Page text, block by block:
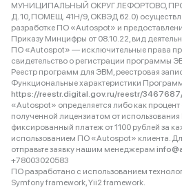
МУНИЦИПАЛЬНЫЙ ОКРУГ ЛЕФОРТОВО,
Д. 10, ПОМЕЩ. 41Н/9, ОКВЭД 62.0)
разработке ПО «Autospot» и
Приказу Минцифры от 08.10.22, вид
ПО «Autospot» — исключительные права
свидетельство о регистрации программы
Реестр программ для ЭВМ, реестровая
Функциональные характеристики
https://reestr.digital.gov.ru/reestr/
«Autospot» определяется либо как процент
полученной лицензиатом от
фиксированный платеж от 1100 рублей за
использованием ПО «Autospot» клиента.
отправьте заявку нашим менеджерам
+78003020583
ПО разработано с использованием
Symfony framework, Yii2 framework.